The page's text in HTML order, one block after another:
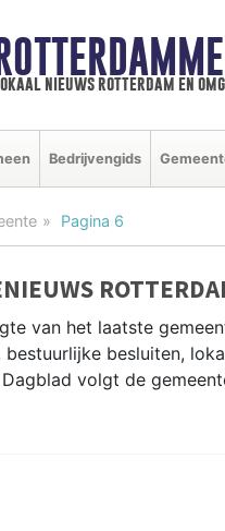
nieuws rotterdam en
Bedrijvengids
Pagina 6
van het laatste
bestuurlijke besluiten,
volgt de
in de Merwe-
duurzaamheid en